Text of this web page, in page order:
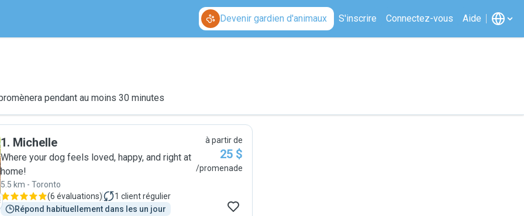
Devenir gardien d'animaux S'inscrire Connectez-vous Aide
pendant au moins 30 minutes
1. Michelle
Where your dog feels loved, happy, and right at
home!
5.5 km - Toronto
(6 évaluations) 1 client régulier
Répond habituellement dans les un jour
à partir de
25 $
/promenade